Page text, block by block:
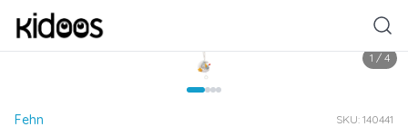
1 / 4
Fehn SKU: 140441